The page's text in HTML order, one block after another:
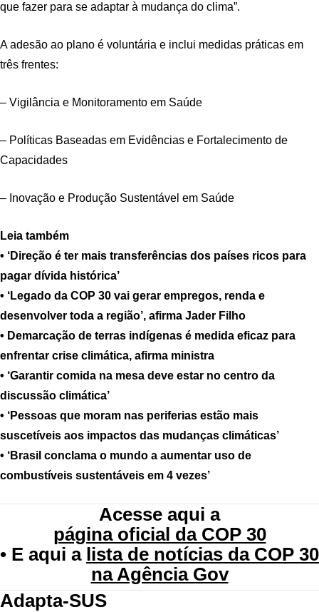
que fazer para se adaptar à mudança do clima”.
A adesão ao plano é voluntária e inclui medidas práticas em
três frentes:
– Vigilância e Monitoramento em Saúde
– Políticas Baseadas em Evidências e Fortalecimento de
Capacidades
– Inovação e Produção Sustentável em Saúde
Leia também
• ‘Direção é ter mais transferências dos países ricos para
pagar dívida histórica’
• ‘Legado da COP 30 vai gerar empregos, renda e
desenvolver toda a região’, afirma Jader Filho
• Demarcação de terras indígenas é medida eficaz para
enfrentar crise climática, afirma ministra
• ‘Garantir comida na mesa deve estar no centro da
discussão climática’
• ‘Pessoas que moram nas periferias estão mais
suscetíveis aos impactos das mudanças climáticas’
• ‘Brasil conclama o mundo a aumentar uso de
combustíveis sustentáveis em 4 vezes’
Acesse aqui a
página oficial da COP 30
• E aqui a lista de notícias da COP 30
na Agência Gov
Adapta-SUS